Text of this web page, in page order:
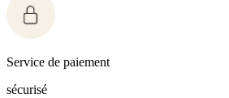
Service de paiement
sécurisé